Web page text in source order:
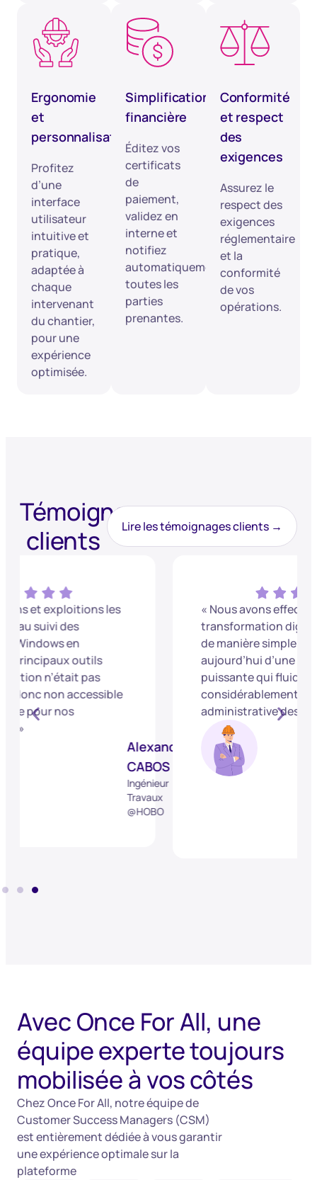
Ergonomie
et
personnalisation
Profitez
d’une
interface
utilisateur
intuitive et
pratique,
adaptée à
chaque
intervenant
du chantier,
pour une
expérience
optimisée.
Simplification
financière
Éditez vos
certificats
de
paiement,
validez en
interne et
notifiez
automatiquement
toutes les
parties
prenantes.
Conformité
et respect
des
exigences
Assurez le
respect des
exigences
réglementaire
et la
conformité
de vos
opérations.
Témoignages
clients
Lire les témoignages clients →
« Nous avons effectué notre
transformation digitale avec Batis
de manière simple et disposons
aujourd’hui d’une solution
puissante qui fluidifie
considérablement notre gestion
administrative des contrats. »
Avec Once For All, une
équipe experte toujours
mobilisée à vos côtés
Chez Once For All, notre équipe de
Customer Success Managers (CSM)
est entièrement dédiée à vous garantir
une expérience optimale sur la
plateforme